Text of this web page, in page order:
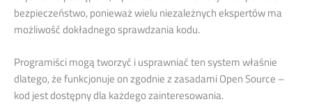
bezpieczeństwo, ponieważ wielu niezależnych ekspertów ma
możliwość dokładnego sprawdzania kodu.
Programiści mogą tworzyć i usprawniać ten system właśnie
dlatego, że funkcjonuje on zgodnie z zasadami Open Source –
kod jest dostępny dla każdego zainteresowania.